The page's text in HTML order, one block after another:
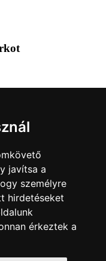
javítsa a
személyre
hirdetéseket
érkeztek a
rendkívüli
án is rendkívüli ülést
Kft. Felügyelő
amely többek között